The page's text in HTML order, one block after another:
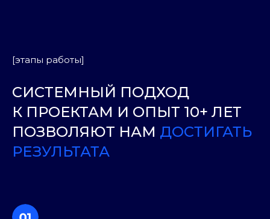
[этапы работы]
СИСТЕМНЫЙ ПОДХОД
К ПРОЕКТАМ И ОПЫТ 10+ ЛЕТ
ПОЗВОЛЯЮТ НАМ ДОСТИГАТЬ
РЕЗУЛЬТАТА